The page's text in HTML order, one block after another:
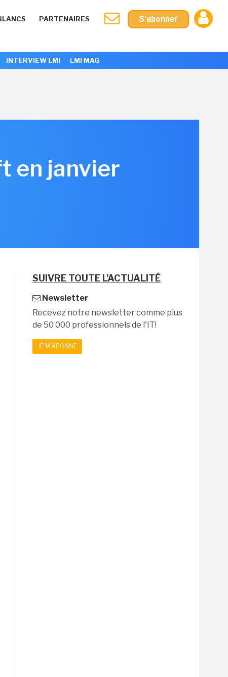
PARTENAIRES S'abonner
INTERVIEW LMI LMI MAG
en janvier
SUIVRE TOUTE L'ACTUALITÉ
Newsletter
Recevez notre newsletter comme plus
de 50 000 professionnels de l'IT!
JE M'ABONNE